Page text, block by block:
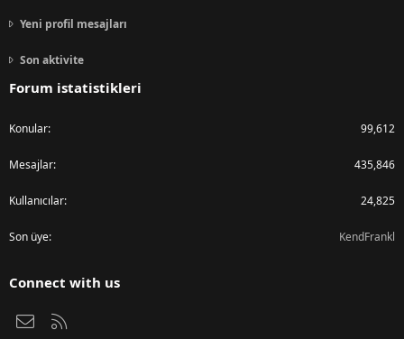
Yeni profil mesajları
Son aktivite
Forum istatistikleri
Konular 99,612
Mesajlar 435,846
Kullanıcılar 24,825
Son üye KendFrankl
Connect with us
Bize ulaşın